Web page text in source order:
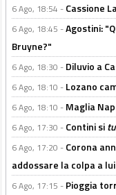
6 Ago, 18:54 - Cassione
6 Ago, 18:45 -Agostini:
Bruyne?"
6 Ago, 18:30 - Diluvio a
6 Ago, 18:10 - Lozano
6 Ago, 18:10 - Maglia
6 Ago, 17:30 - Contini si
6 Ago, 17:20 - Corona
addossare la colpa a
6 Ago, 17:15 - Pioggia